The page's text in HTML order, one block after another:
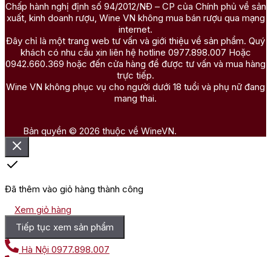
Chấp hành nghị định số 94/2012/NĐ – CP của Chính phủ về sản
xuất, kinh doanh rượu, Wine VN không mua bán rượu qua mạng
internet.
Đây chỉ là một trang web tư vấn và giới thiệu về sản phẩm. Quý
khách có nhu cầu xin liên hệ hotline 0977.898.007 Hoặc
0942.660.369 hoặc đến cửa hàng để được tư vấn và mua hàng
trực tiếp.
Wine VN không phục vụ cho người dưới 18 tuổi và phụ nữ đang
mang thai.
Bản quyền © 2026 thuộc về WineVN.
Đã thêm vào giỏ hàng thành công
Xem giỏ hàng
Tiếp tục xem sản phẩm
Hà Nội 0977.898.007